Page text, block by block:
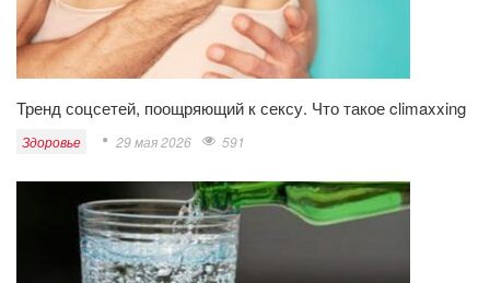
Тренд соцсетей, поощряющий к сексу. Что такое climaxxing
Здоровье 29 мая 2026 591